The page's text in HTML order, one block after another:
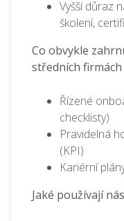
Vyšší důraz
školení,
Co obvykle
středních firmách
Řízené
checklisty)
Pravidelná
(KPI)
Kariérní
Jaké používají